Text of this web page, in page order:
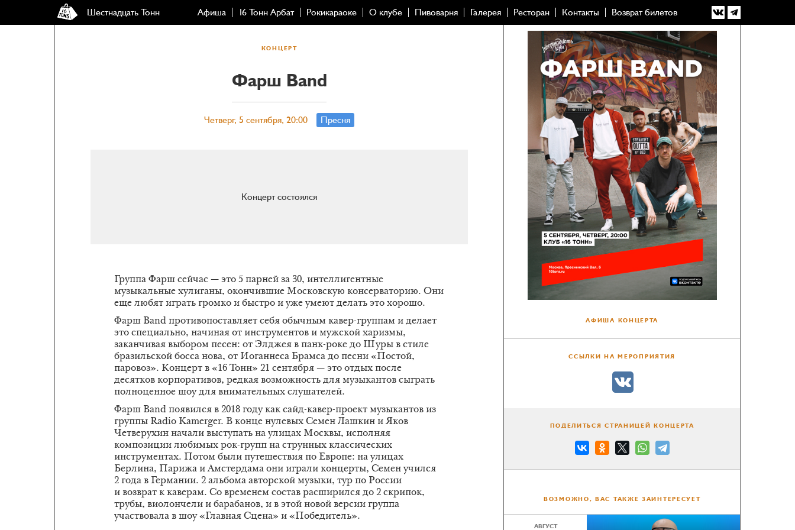
Шестнадцать Тонн Афиша 16 Тонн Арбат Рокикараоке О клубе Пивоварня Галерея Ресторан Контакты Возврат билетов
КОНЦЕРТ
Фарш Band
Четверг, 5 сентября, 20:00 Пресня
Концерт состоялся
Группа Фарш сейчас — это 5 парней за 30, интеллигентные
музыкальные хулиганы, окончившие Московскую консерваторию. Они
еще любят играть громко и быстро и уже умеют делать это хорошо.
Фарш Band противопоставляет себя обычным кавер-группам и делает
это специально, начиная от инструментов и мужской харизмы,
заканчивая выбором песен: от Элджея в панк-роке до Шуры в стиле
бразильской босса нова, от Иоганнеса Брамса до песни «Постой,
паровоз». Концерт в «16 Тонн» 21 сентября — это отдых после
десятков корпоративов, редкая возможность для музыкантов сыграть
полноценное шоу для внимательных слушателей.
Фарш Band появился в 2018 году как сайд-кавер-проект музыкантов из
группы Radio Kamerger. В конце нулевых Семен Лашкин и Яков
Четверухин начали выступать на улицах Москвы, исполняя
композиции любимых рок-групп на струнных классических
инструментах. Потом были путешествия по Европе: на улицах
Берлина, Парижа и Амстердама они играли концерты, Семен учился
2 года в Германии. 2 альбома авторской музыки, тур по России
и возврат к каверам. Со временем состав расширился до 2 скрипок,
трубы, виолончели и барабанов, и в этой новой версии группа
участвовала в шоу «Главная Сцена» и «Победитель».
АФИША КОНЦЕРТА
ССЫЛКИ НА МЕРОПРИЯТИЯ
ПОДЕЛИТЬСЯ СТРАНИЦЕЙ КОНЦЕРТА
ВОЗМОЖНО, ВАС ТАКЖЕ ЗАИНТЕРЕСУЕТ
АВГУСТ